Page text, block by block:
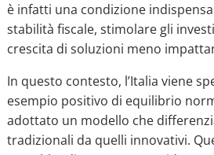
è infatti una condizione
stabilità fiscale, stimolare gli
crescita di soluzioni meno
In questo contesto, l’Italia viene
esempio positivo di equilibrio
adottato un modello che
tradizionali da quelli innovativi.